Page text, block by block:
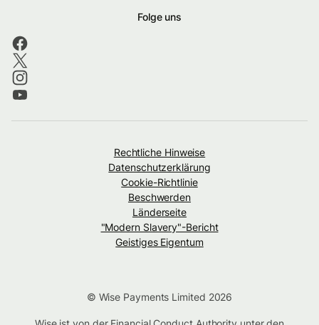
Folge uns
Rechtliche Hinweise
Datenschutzerklärung
Cookie-Richtlinie
Beschwerden
Länderseite
"Modern Slavery"-Bericht
Geistiges Eigentum
© Wise Payments Limited 2026